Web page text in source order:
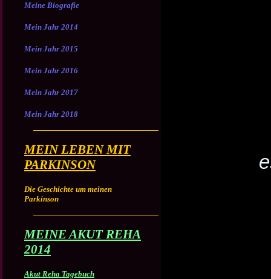
Meine Biografie
Mein Jahr 2014
Mein Jahr 2015
Mein Jahr 2016
Mein Jahr 2017
Mein Jahr 2018
MEIN LEBEN MIT
PARKINSON
Die Geschichte um meinen
Parkinson
MEINE AKUT REHA
2014
Akut Reha Tagebuch